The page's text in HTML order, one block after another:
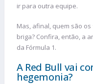
ir para outra equipe.
Mas, afinal, quem são
briga? Confira, então, a
da Fórmula 1.
A Red Bull vai
hegemonia?